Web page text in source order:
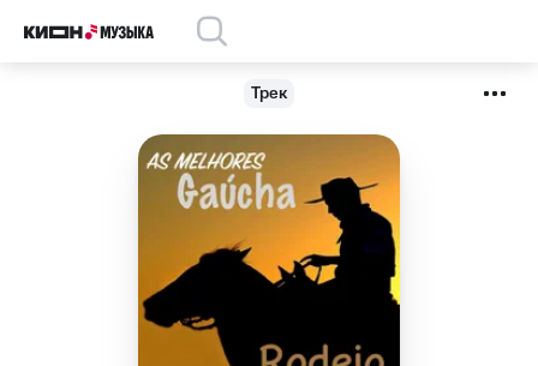
Трек